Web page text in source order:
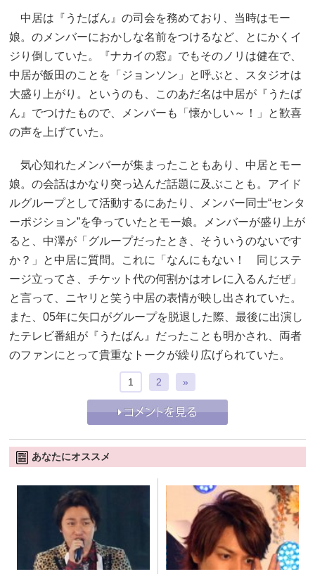
中居は『うたばん』の司会を務めており、当時はモー
娘。のメンバーにおかしな名前をつけるなど、とにかくイ
ジり倒していた。『ナカイの窓』でもそのノリは健在で、
中居が飯田のことを「ジョンソン」と呼ぶと、スタジオは
大盛り上がり。というのも、このあだ名は中居が『うたば
ん』でつけたもので、メンバーも「懐かしい～！」と歓喜
の声を上げていた。
気心知れたメンバーが集まったこともあり、中居とモー
娘。の会話はかなり突っ込んだ話題に及ぶことも。アイド
ルグループとして活動するにあたり、メンバー同士“センタ
ーポジション”を争っていたとモー娘。メンバーが盛り上が
ると、中澤が「グループだったとき、そういうのないです
か？」と中居に質問。これに「なんにもない！ 同じステ
ージ立ってさ、チケット代の何割かはオレに入るんだぜ」
と言って、ニヤリと笑う中居の表情が映し出されていた。
また、05年に矢口がグループを脱退した際、最後に出演し
たテレビ番組が『うたばん』だったことも明かされ、両者
のファンにとって貴重なトークが繰り広げられていた。
1 2 »
あなたにオススメ